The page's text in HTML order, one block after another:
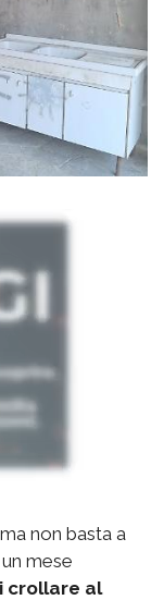
non basta a
mese
crollare al